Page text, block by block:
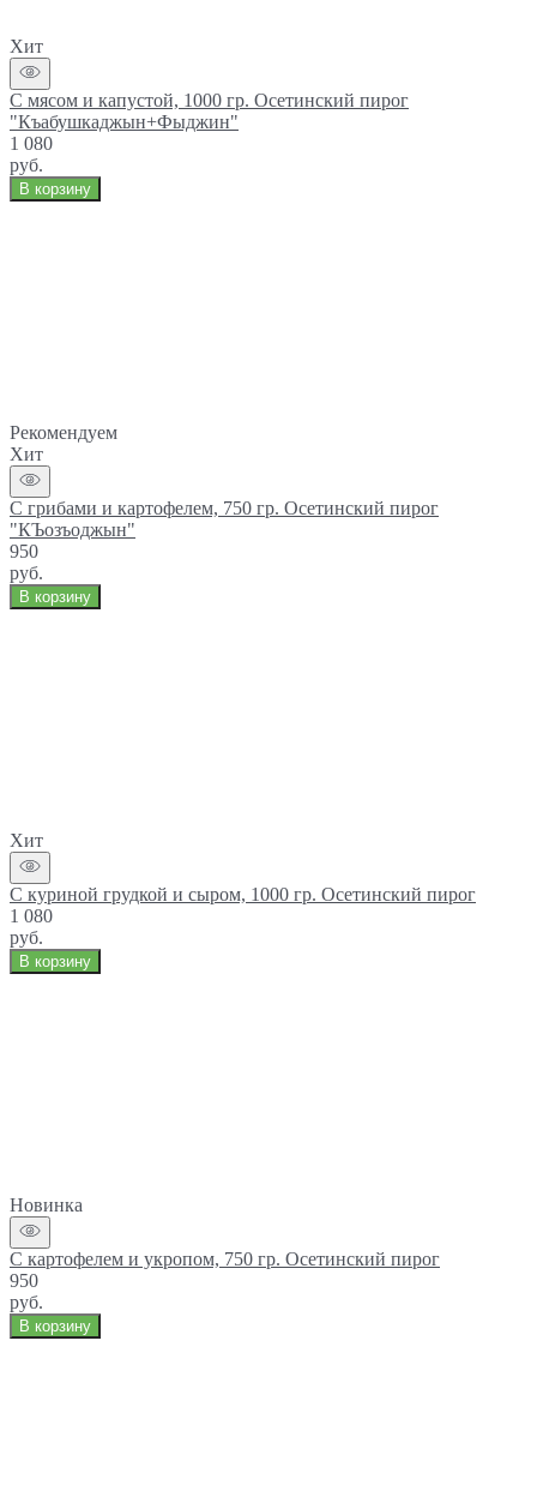
Хит
С мясом и капустой, 1000 гр. Осетинский пирог
"Къабушкаджын+Фыджин"
1 080
руб.
В корзину
Рекомендуем
Хит
С грибами и картофелем, 750 гр. Осетинский пирог
"КЪозъоджын"
950
руб.
В корзину
Хит
С куриной грудкой и сыром, 1000 гр. Осетинский пирог
1 080
руб.
В корзину
Новинка
С картофелем и укропом, 750 гр. Осетинский пирог
950
руб.
В корзину